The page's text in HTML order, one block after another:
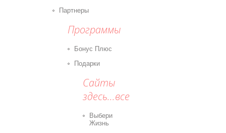
Партнеры
Программы
Бонус Плюс
Подарки
Сайты
здесь...все
Выбери
Жизнь